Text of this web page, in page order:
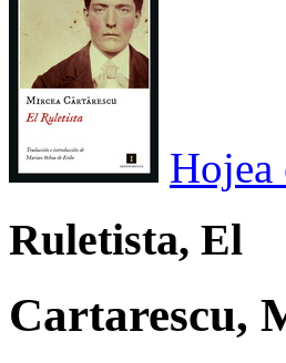
Ruletista, El
Cartarescu,